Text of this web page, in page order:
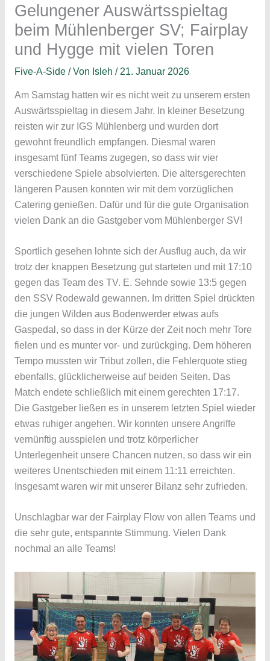
Gelungener Auswärtsspieltag
beim Mühlenberger SV; Fairplay
und Hygge mit vielen Toren
Five-A-Side/ Von Isleh / 21. Januar 2026
Am Samstag hatten wir es nicht weit zu unserem ersten
Auswärtsspieltag in diesem Jahr. In kleiner Besetzung
reisten wir zur IGS Mühlenberg und wurden dort
gewohnt freundlich empfangen. Diesmal waren
insgesamt fünf Teams zugegen, so dass wir vier
verschiedene Spiele absolvierten. Die altersgerechten
längeren Pausen konnten wir mit dem vorzüglichen
Catering genießen. Dafür und für die gute Organisation
vielen Dank an die Gastgeber vom Mühlenberger SV!
Sportlich gesehen lohnte sich der Ausflug auch, da wir
trotz der knappen Besetzung gut starteten und mit 17:10
gegen das Team des TV. E. Sehnde sowie 13:5 gegen
den SSV Rodewald gewannen. Im dritten Spiel drückten
die jungen Wilden aus Bodenwerder etwas aufs
Gaspedal, so dass in der Kürze der Zeit noch mehr Tore
fielen und es munter vor- und zurückging. Dem höheren
Tempo mussten wir Tribut zollen, die Fehlerquote stieg
ebenfalls, glücklicherweise auf beiden Seiten. Das
Match endete schließlich mit einem gerechten 17:17.
Die Gastgeber ließen es in unserem letzten Spiel wieder
etwas ruhiger angehen. Wir konnten unsere Angriffe
vernünftig ausspielen und trotz körperlicher
Unterlegenheit unsere Chancen nutzen, so dass wir ein
weiteres Unentschieden mit einem 11:11 erreichten.
Insgesamt waren wir mit unserer Bilanz sehr zufrieden.
Unschlagbar war der Fairplay Flow von allen Teams und
die sehr gute, entspannte Stimmung. Vielen Dank
nochmal an alle Teams!